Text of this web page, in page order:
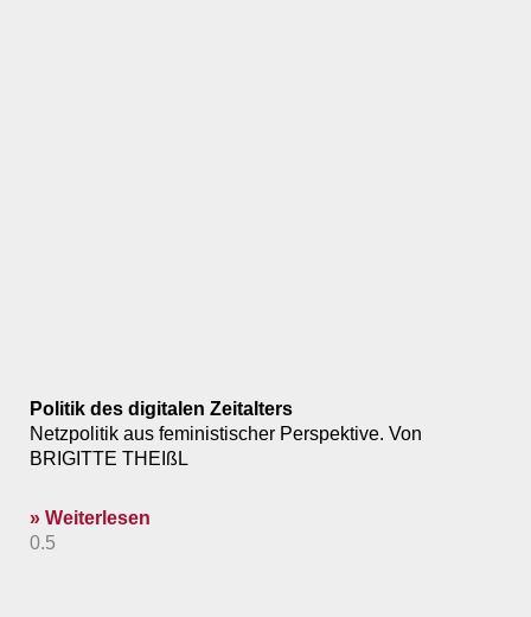
Politik des digitalen Zeitalters
Netzpolitik aus feministischer Perspektive. Von
BRIGITTE THEIßL
» Weiterlesen